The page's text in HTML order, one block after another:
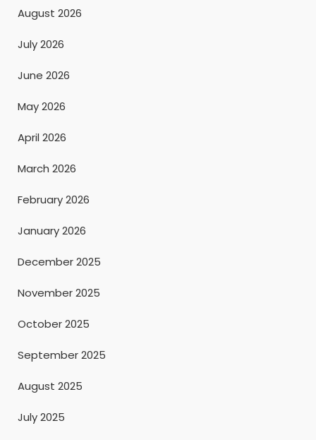
August 2026
July 2026
June 2026
May 2026
April 2026
March 2026
February 2026
January 2026
December 2025
November 2025
October 2025
September 2025
August 2025
July 2025